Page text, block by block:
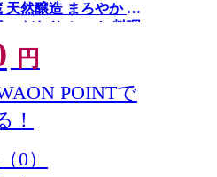
天然醸造 まろやか お
こだわり セット 料理
地元産 ギフト 贈り
】【14-FC-53】
円
POINTで
！
0）